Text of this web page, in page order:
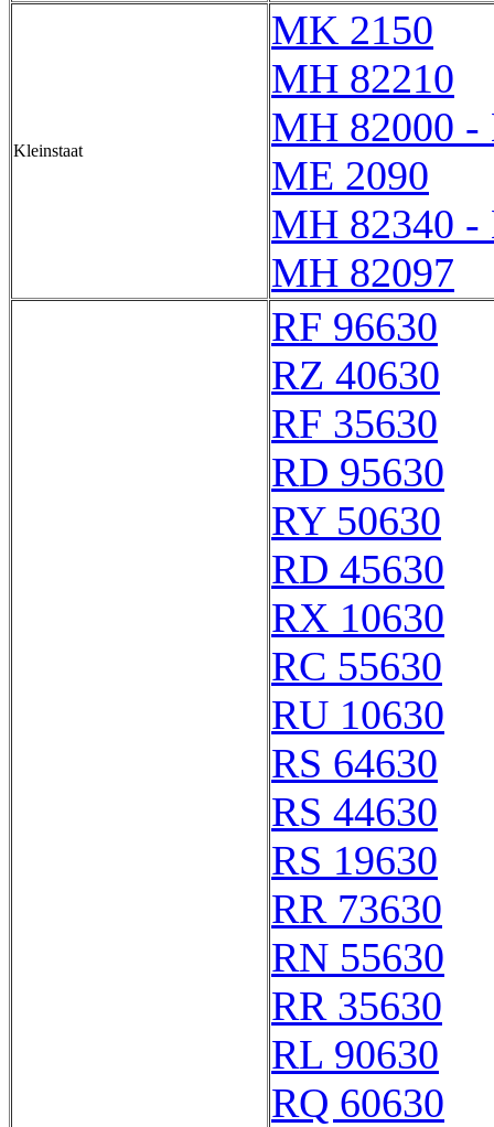
Kleinstaat
MK 2150
MH 82210
MH 82000 -
ME 2090
MH 82340 -
MH 82097
RF 96630
RZ 40630
RF 35630
RD 95630
RY 50630
RD 45630
RX 10630
RC 55630
RU 10630
RS 64630
RS 44630
RS 19630
RR 73630
RN 55630
RR 35630
RL 90630
RQ 60630